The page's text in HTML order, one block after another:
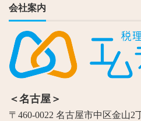
会社案内
＜名古屋＞
〒460-0022 名古屋市中区金山2